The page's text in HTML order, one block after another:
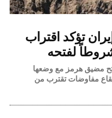
تؤكد اقتراب
لفتحه
مضيق هرمز مع وضعها
مفاوضات تقترب من